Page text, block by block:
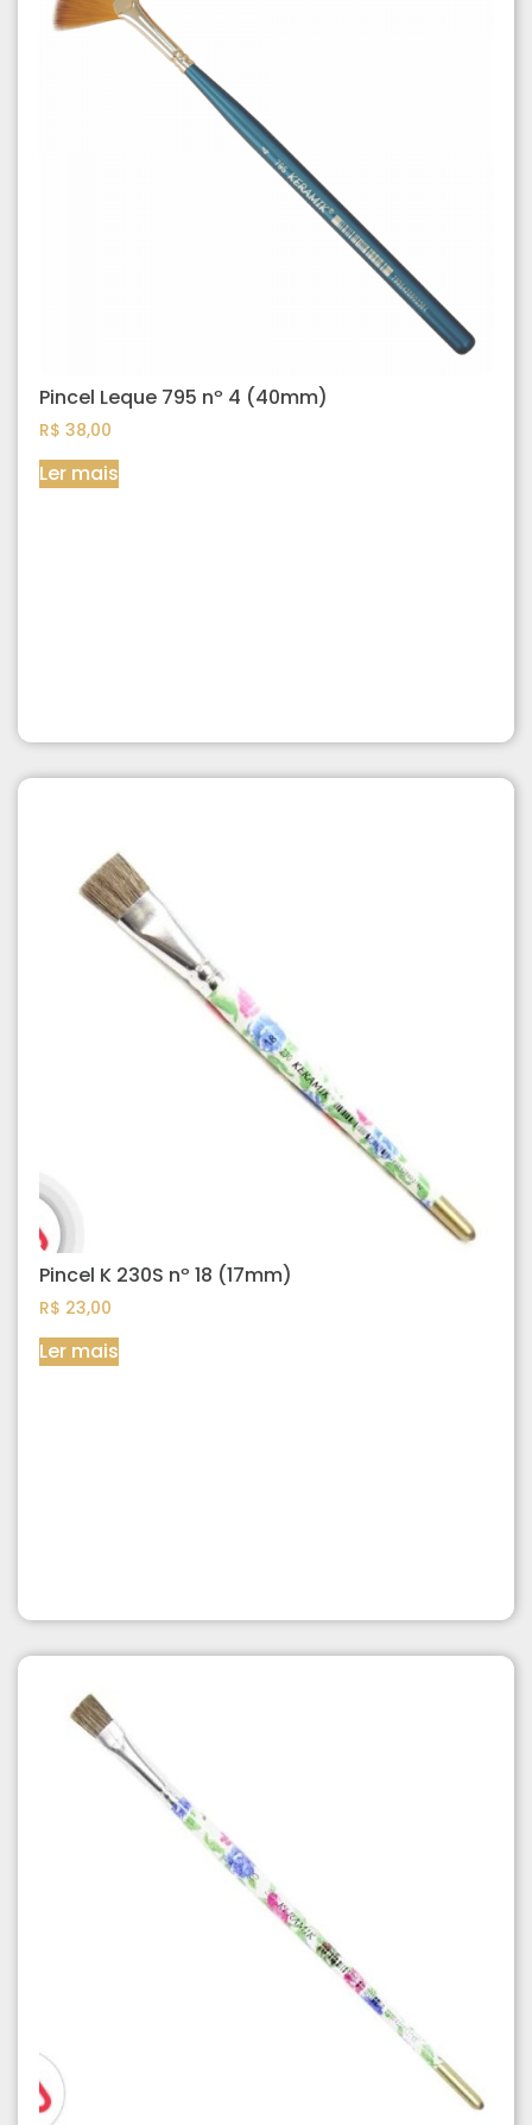
Pincel Leque 795 nº 4 (40mm)
R$ 38,00
Ler mais
Pincel K 230S nº 18 (17mm)
R$ 23,00
Ler mais